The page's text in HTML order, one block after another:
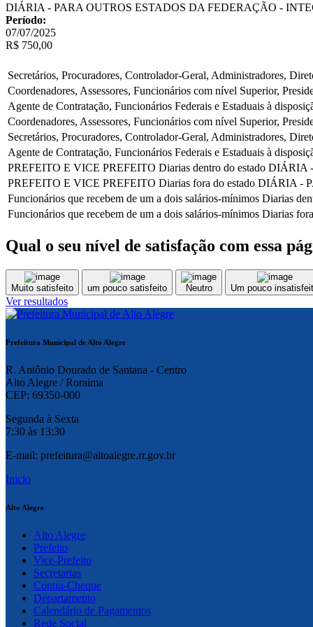
DIÁRIA - PARA OUTROS ESTADOS DA FEDERAÇÃO -
Período:
07/07/2025
R$ 750,00
Secretários, Procuradores, Controlador-Geral, Administradores,
Coordenadores, Assessores, Funcionários com nível Superior,
Agente de Contratação, Funcionários Federais e Estaduais à
Coordenadores, Assessores, Funcionários com nível Superior,
Secretários, Procuradores, Controlador-Geral, Administradores,
Agente de Contratação, Funcionários Federais e Estaduais à
PREFEITO E VICE PREFEITO Diarias dentro do estado DIÁRIA
PREFEITO E VICE PREFEITO Diarias fora do estado DIÁRIA -
Funcionários que recebem de um a dois salários-mínimos Diarias
Funcionários que recebem de um a dois salários-mínimos Diarias
Qual o seu nível de satisfação com essa
Muito satisfeito um pouco satisfeito Neutro Um pouco
Ver resultados
Prefeitura Municipal de Alto Alegre
R. Antônio Dourado de Santana - Centro
Alto Alegre / Roraima
CEP: 69350-000
Segunda à Sexta
7:30 às 13:30
E-mail: prefeitura@altoalegre.rr.gov.br
Inicio
Alto Alegre
Alto Alegre
Prefeito
Vice-Prefeito
Secretarias
Contra-Cheque
Departamento
Calendário de Pagamentos
Rede Social